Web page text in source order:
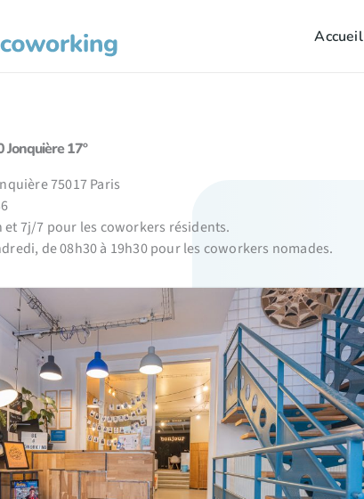
Accueil
17º
75017 Paris
et 7j/7 pour les coworkers résidents.
de 08h30 à 19h30 pour les coworkers nomades.